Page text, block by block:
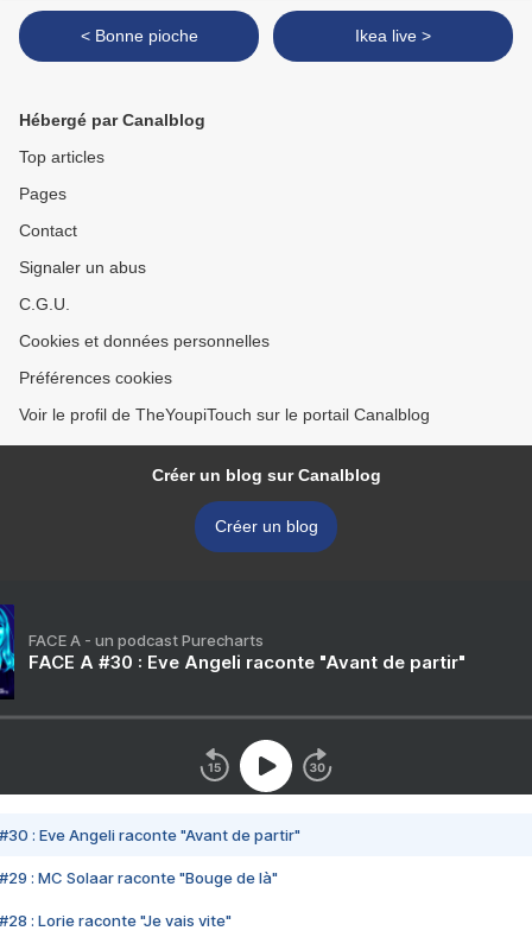
< Bonne pioche Ikea live >
Hébergé par Canalblog
Top articles
Pages
Contact
Signaler un abus
C.G.U.
Cookies et données personnelles
Préférences cookies
Voir le profil de TheYoupiTouch sur le portail Canalblog
Créer un blog sur Canalblog
Créer un blog
FACE A - un podcast Purecharts
FACE A #30 : Eve Angeli raconte "Avant de partir"
#30 : Eve Angeli raconte "Avant de partir"
#29 : MC Solaar raconte "Bouge de là"
#28 : Lorie raconte "Je vais vite"